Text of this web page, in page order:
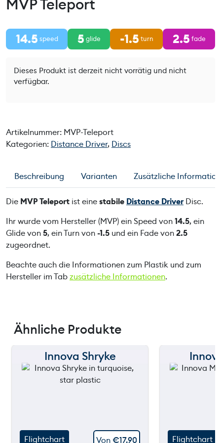
MVP Teleport
14.5 speed 5 glide -1.5 turn 2.5 fade
Dieses Produkt ist derzeit nicht vorrätig und nicht
verfügbar.
Artikelnummer: MVP-Teleport
Kategorien: Distance Driver, Discs
Beschreibung Varianten Zusätzliche
Die MVP Teleport ist einestabile Distance DriverDisc.
Ihr wurde vom Hersteller (MVP) ein Speed von14.5, ein
Glide von5, ein Turn von-1.5 und ein Fade von2.5
zugeordnet.
Beachte auch die Informationen zum Plastik und zum
Hersteller im Tabzusätzliche Informationen.
Ähnliche Produkte
150 mInnova Shryke
Von€17,90
Flightchart
150 m
Flightchart